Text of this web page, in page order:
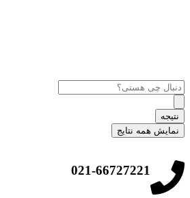
نتیجه
نمایش همه نتایج
021-66727221